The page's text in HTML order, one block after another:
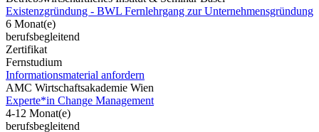
Existenzgründung - BWL Fernlehrgang zur Unternehmensgründung
6 Monat(e)
berufsbegleitend
Zertifikat
Fernstudium
Informationsmaterial anfordern
AMC Wirtschaftsakademie Wien
Experte*in Change Management
4-12 Monat(e)
berufsbegleitend